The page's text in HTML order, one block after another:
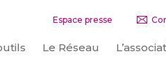
Espace presse
Le Réseau